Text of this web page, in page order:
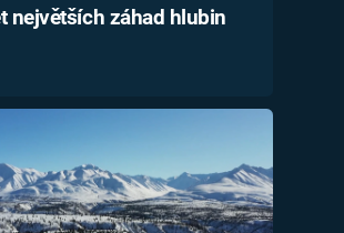
největších záhad hlubin